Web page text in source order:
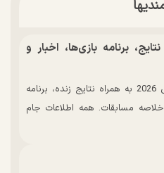
جام جهانی 2026 | نتایج، برنامه بازی‌ها، اخبار و
مشاهده جدول کامل جام جهانی 2026 به همراه نتایج زنده، برنامه
مسابقات. همه اطلاعات جام